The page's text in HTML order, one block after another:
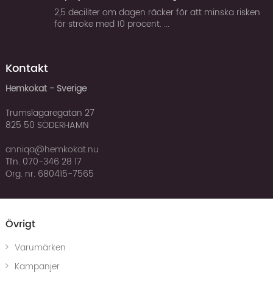
2,5 deciliter om dagen räcker för att minska risken
för stroke med 10 procent. ...
Kontakt
Hemkokat - Sverige
Trumslagaregatan 27
825 50 SÖDERHAMN
anniqa@hemkokat.nu
Tfn. 070-346 28 17
Org. nr. 680415-7565
Övrigt
Varumärken
Kampanjer